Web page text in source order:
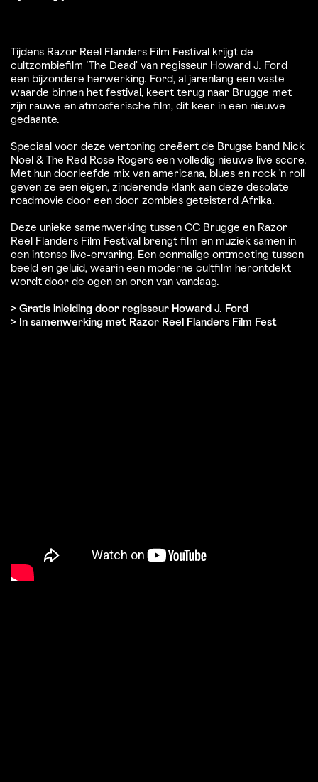
Tijdens Razor Reel Flanders Film Festival krijgt de
cultzombiefilm ‘The Dead’ van regisseur Howard J. Ford
een bijzondere herwerking. Ford, al jarenlang een vaste
waarde binnen het festival, keert terug naar Brugge met
zijn rauwe en atmosferische film, dit keer in een nieuwe
gedaante.
Speciaal voor deze vertoning creëert de Brugse band Nick
Noel & The Red Rose Rogers een volledig nieuwe live score.
Met hun doorleefde mix van americana, blues en rock ’n roll
geven ze een eigen, zinderende klank aan deze desolate
roadmovie door een door zombies geteisterd Afrika.
Deze unieke samenwerking tussen CC Brugge en Razor
Reel Flanders Film Festival brengt film en muziek samen in
een intense live-ervaring. Een eenmalige ontmoeting tussen
beeld en geluid, waarin een moderne cultfilm herontdekt
wordt door de ogen en oren van vandaag.
> Gratis inleiding door regisseur Howard J. Ford
> In samenwerking met Razor Reel Flanders Film Fest